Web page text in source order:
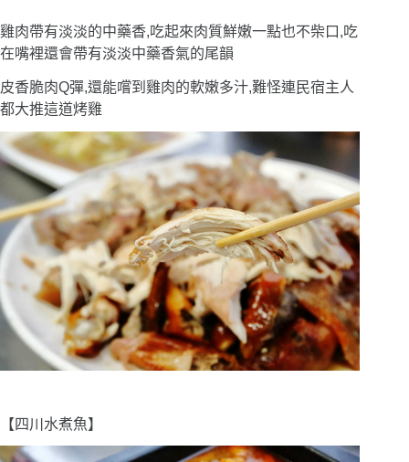
雞肉帶有淡淡的中藥香,吃起來肉質鮮嫩一點也不柴口,吃
在嘴裡還會帶有淡淡中藥香氣的尾韻
皮香脆肉Q彈,還能嚐到雞肉的軟嫩多汁,難怪連民宿主人
都大推這道烤雞
【四川水煮魚】